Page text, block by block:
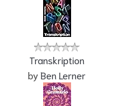
Transkription
byBen Lerner